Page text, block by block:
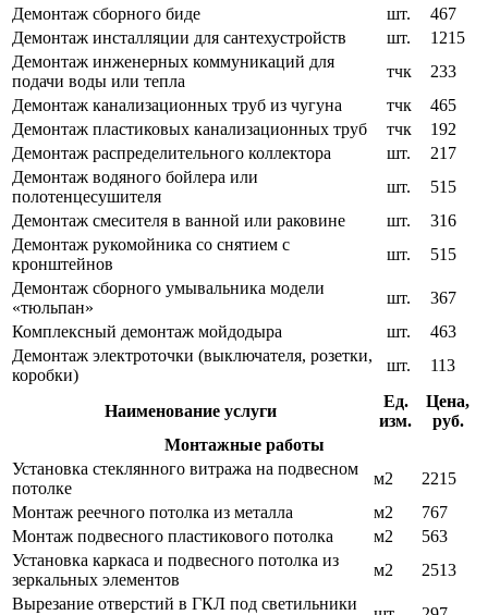
Демонтаж сборного биде
шт.
467
Демонтаж инсталляции для сантехустройств
шт.
1215
Демонтаж инженерных коммуникаций для
подачи воды или тепла
тчк
233
Демонтаж канализационных труб из чугуна
тчк
465
Демонтаж пластиковых канализационных труб
тчк
192
Демонтаж распределительного коллектора
шт.
217
Демонтаж водяного бойлера или
полотенцесушителя
шт.
515
Демонтаж смесителя в ванной или раковине
шт.
316
Демонтаж рукомойника со снятием с
кронштейнов
шт.
515
Демонтаж сборного умывальника модели
«тюльпан»
шт.
367
Комплексный демонтаж мойдодыра
шт.
463
Демонтаж электроточки (выключателя, розетки,
коробки)
шт. 113
Наименование услуги
Ед.
изм.
Цена,
руб.
Монтажные работы
Установка стеклянного витража на подвесном
потолке
м2
2215
Монтаж реечного потолка из металла
м2
767
Монтаж подвесного пластикового потолка
м2
563
Установка каркаса и подвесного потолка из
зеркальных элементов
м2
2513
Вырезание отверстий в ГКЛ под светильники